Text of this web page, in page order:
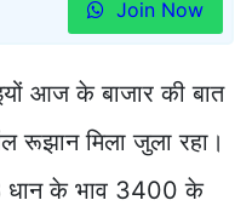
Join Now
आज के बाजार की बात
मिला जुला रहा।
धान के भाव 3400 के